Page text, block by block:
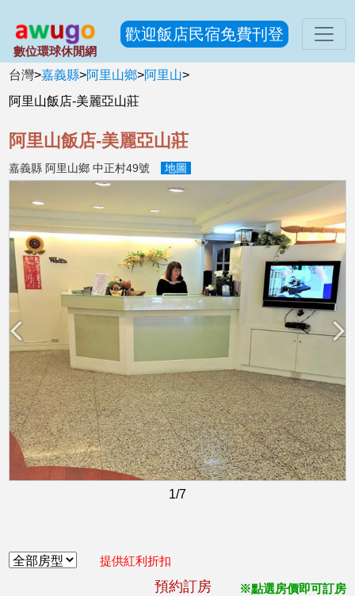
數位環球休閒網
歡迎飯店民宿免費刊登
台灣>嘉義縣>阿里山鄉>阿里山>
阿里山飯店-美麗亞山莊
阿里山飯店-美麗亞山莊
嘉義縣 阿里山鄉 中正村49號 地圖
1/7
提供紅利折扣
預約訂房 ※點選房價即可訂房